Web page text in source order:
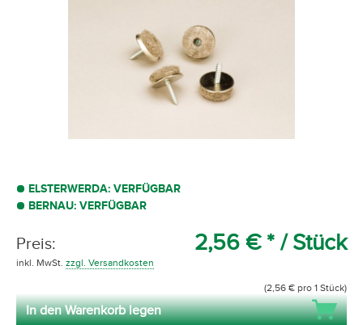
ELSTERWERDA: VERFÜGBAR
BERNAU: VERFÜGBAR
Preis: 2,56 € * / Stück
inkl. MwSt. zzgl. Versandkosten
(2,56 € pro 1 Stück)
In den Warenkorb legen